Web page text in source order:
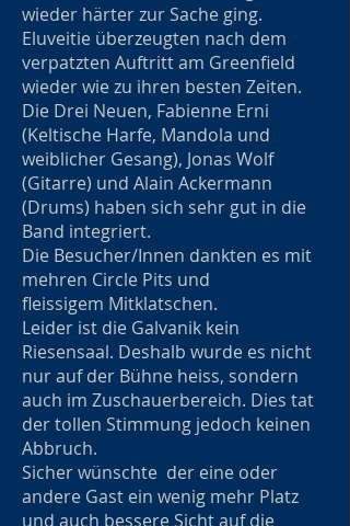
wieder härter zur Sache ging.
Eluveitie überzeugten nach dem
verpatzten Auftritt am Greenfield
wieder wie zu ihren besten Zeiten.
Die Drei Neuen, Fabienne Erni
(Keltische Harfe, Mandola und
weiblicher Gesang), Jonas Wolf
(Gitarre) und Alain Ackermann
(Drums) haben sich sehr gut in die
Band integriert.
Die Besucher/Innen dankten es mit
mehren Circle Pits und
fleissigem Mitklatschen.
Leider ist die Galvanik kein
Riesensaal. Deshalb wurde es nicht
nur auf der Bühne heiss, sondern
auch im Zuschauerbereich. Dies tat
der tollen Stimmung jedoch keinen
Abbruch.
Sicher wünschte der eine oder
andere Gast ein wenig mehr Platz
und auch bessere Sicht auf die